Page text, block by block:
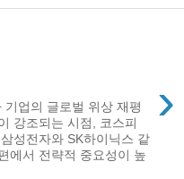
›
기업의 글로벌 위상 재평
강조되는 시점, 코스피
성전자와 SK하이닉스 같
에서 전략적 중요성이 높